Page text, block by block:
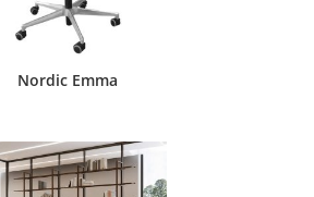
Nordic Emma